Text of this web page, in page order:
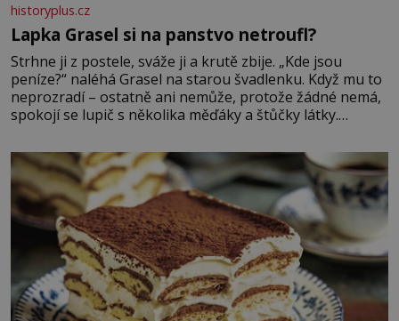
historyplus.cz
Lapka Grasel si na panstvo netroufl?
Strhne ji z postele, sváže ji a krutě zbije. „Kde jsou
peníze?“ naléhá Grasel na starou švadlenku. Když mu to
neprozradí – ostatně ani nemůže, protože žádné nemá,
spokojí se lupič s několika měďáky a štůčky látky.
krutý. Jeho činy budí hrůzu ještě dlouho po jeho smrti